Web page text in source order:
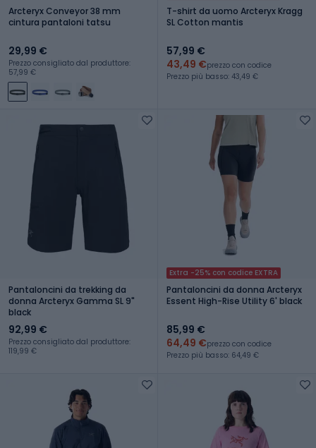
Arcteryx Conveyor 38 mm
cintura pantaloni tatsu
29,99 €
Prezzo consigliato dal produttore:
57,99 €
T-shirt da uomo Arcteryx Kragg
SL Cotton mantis
57,99 €
43,49 €prezzo con codice
Prezzo più basso: 43,49 €
Pantaloncini da trekking da
donna Arcteryx Gamma SL 9"
black
92,99 €
Prezzo consigliato dal produttore:
119,99 €
Extra -25% con codice EXTRA
Pantaloncini da donna Arcteryx
Essent High-Rise Utility 6' black
85,99 €
64,49 €prezzo con codice
Prezzo più basso: 64,49 €